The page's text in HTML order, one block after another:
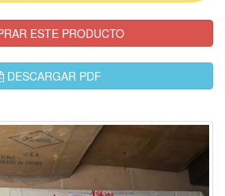
ESTE PRODUCTO
DESCARGAR PDF